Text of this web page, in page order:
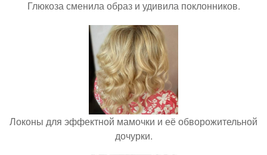
Глюкоза сменила образ и удивила поклонников.
Локоны для эффектной мамочки и её обворожительной
дочурки.